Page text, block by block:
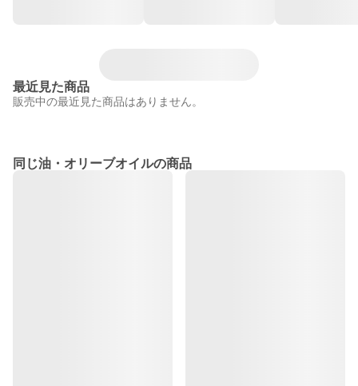
最近見た商品
販売中の最近見た商品はありません。
同じ油・オリーブオイルの商品